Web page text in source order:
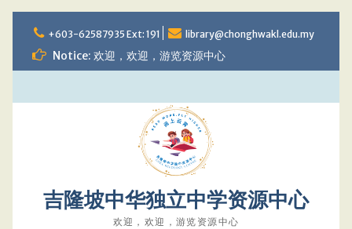
to
content
+603-62587935 Ext: 191 library@chonghwakl.edu.my
Notice: 欢迎，欢迎，游览资源中心
吉隆坡中华独立中学资源中心
欢迎，欢迎，游览资源中心